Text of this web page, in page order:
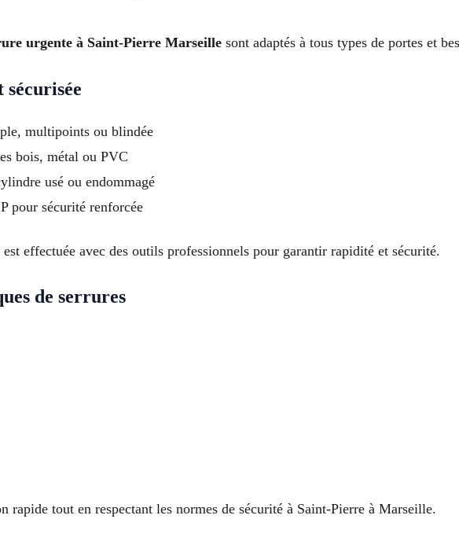
urgente à Saint-Pierre Marseille sont adaptés à tous types de portes et
multipoints ou blindée
bois, métal ou PVC
usé ou endommagé
pour sécurité renforcée
effectuée avec des outils professionnels pour garantir rapidité et sécurité.
de serrures
rapide tout en respectant les normes de sécurité à Saint-Pierre à Marseille.